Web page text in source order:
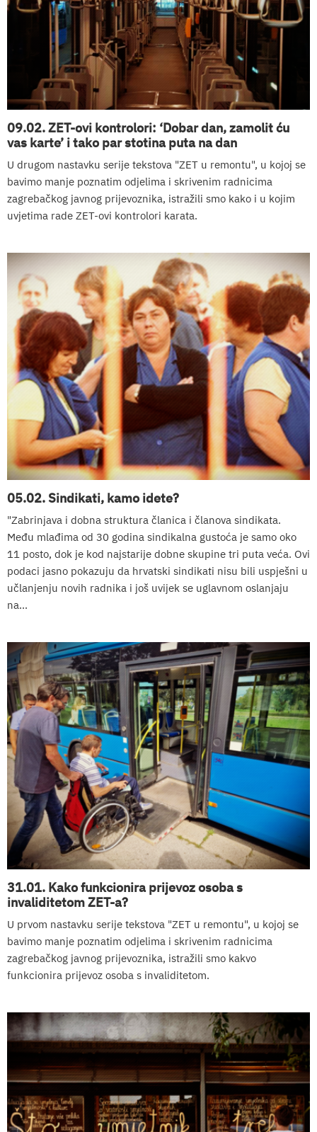
09.02. ZET-ovi kontrolori: ‘Dobar dan, zamolit ću
vas karte’ i tako par stotina puta na dan
U drugom nastavku serije tekstova "ZET u remontu", u kojoj se
bavimo manje poznatim odjelima i skrivenim radnicima
zagrebačkog javnog prijevoznika, istražili smo kako i u kojim
uvjetima rade ZET-ovi kontrolori karata.
05.02. Sindikati, kamo idete?
"Zabrinjava i dobna struktura članica i članova sindikata.
Među mlađima od 30 godina sindikalna gustoća je samo oko
11 posto, dok je kod najstarije dobne skupine tri puta veća. Ovi
podaci jasno pokazuju da hrvatski sindikati nisu bili uspješni u
učlanjenju novih radnika i još uvijek se uglavnom oslanjaju
na...
31.01. Kako funkcionira prijevoz osoba s
invaliditetom ZET-a?
U prvom nastavku serije tekstova "ZET u remontu", u kojoj se
bavimo manje poznatim odjelima i skrivenim radnicima
zagrebačkog javnog prijevoznika, istražili smo kakvo
funkcionira prijevoz osoba s invaliditetom.